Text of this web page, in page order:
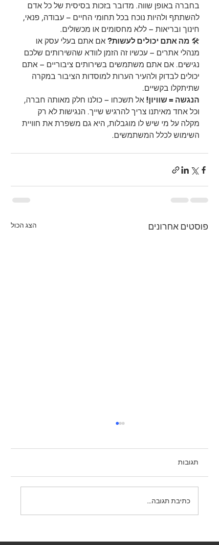
בחברה באופן שווה. מדובר בזכות בסיסית של כל אדם
להשתתף ולהיות נוכח בכל תחומי החיים – עבודה, פנאי,
חינוך ובריאות – ללא מחסומים או מכשולים.
🛠️ מה אתם יכולים לעשות? אם אתם בעלי עסק או
מנהלי אתרים – עכשיו זה הזמן לוודא שהשירותים שלכם
נגישים. אם אתם משתמשים בשירותים ציבוריים – אתם
יכולים לבדוק ולהעיר הערות למוסדות הציבור במקרה
שתיתקלו בקשיים.
הנגשה = שוויון! אל תשכחו – כולנו חלק מאותה חברה,
וכל אחד מאיתנו צריך להרגיש שייך. הנגישות לא רק
מקלה על מי שיש לו מוגבלות, היא גם משפרת את חוויית
השימוש לכלל המשתמשים.
פוסטים אחרונים הצג הכול
תמרור 431 – אין פניית פרסה
תגובות
כתיבת תגובה...